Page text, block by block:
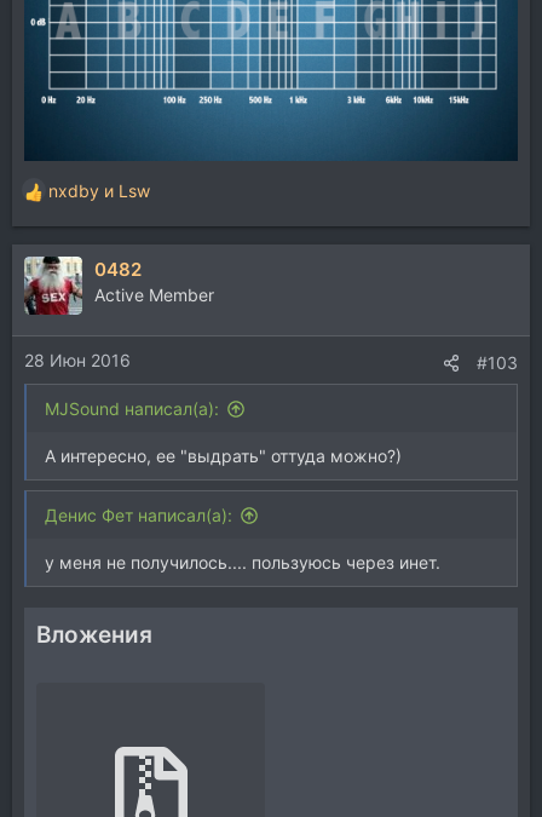
Р
е
а
к
ц
и
и
:
nxdby и Lsw
0482
Active Member
28 Июн 2016 #103
MJSound написал(а):
А интересно, ее "выдрать" оттуда можно?)
Денис Фет написал(а):
у меня не получилось.... пользуюсь через инет.
Вложения